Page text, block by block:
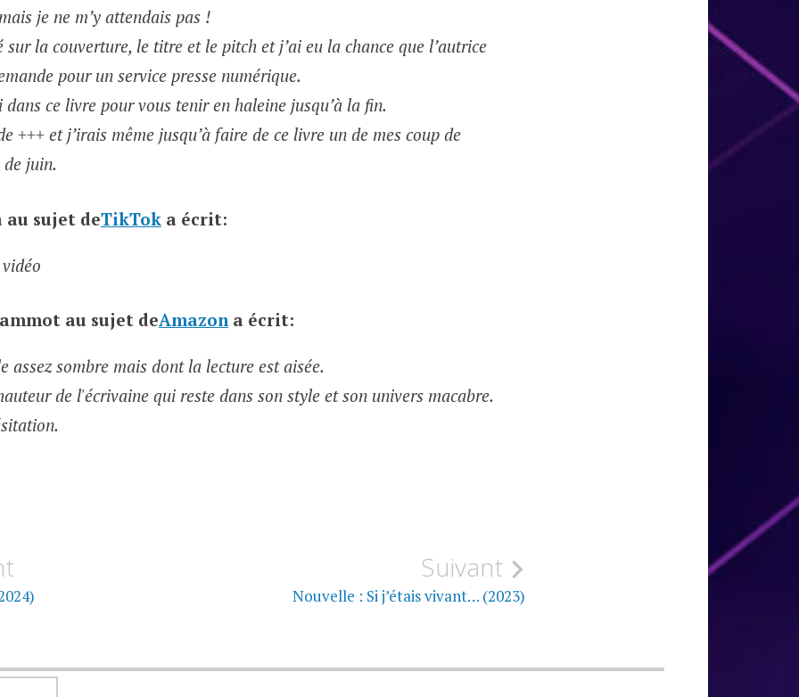
je ne m’y attendais pas !
sur la couverture, le titre et le pitch et j’ai eu la chance que l’autrice
pour un service presse numérique.
ce livre pour vous tenir en haleine jusqu’à la fin.
+++ et j’irais même jusqu’à faire de ce livre un de mes coup de
juin.
au sujet deTikToka écrit:
au sujet deAmazona écrit:
assez sombre mais dont la lecture est aisée.
de l'écrivaine qui reste dans son style et son univers macabre.
Suivant
Nouvelle : Si j’étais vivant… (2023)